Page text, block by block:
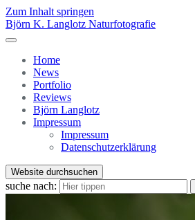
Zum Inhalt springen
Björn K. Langlotz Naturfotografie
Home
News
Portfolio
Reviews
Björn Langlotz
Impressum
Impressum
Datenschutzerklärung
Website durchsuchen
suche nach: